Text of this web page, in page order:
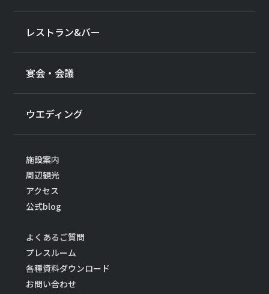
レストラン&バー
宴会・会議
ウエディング
施設案内
周辺観光
アクセス
公式blog
よくあるご質問
プレスルーム
各種資料ダウンロード
お問い合わせ